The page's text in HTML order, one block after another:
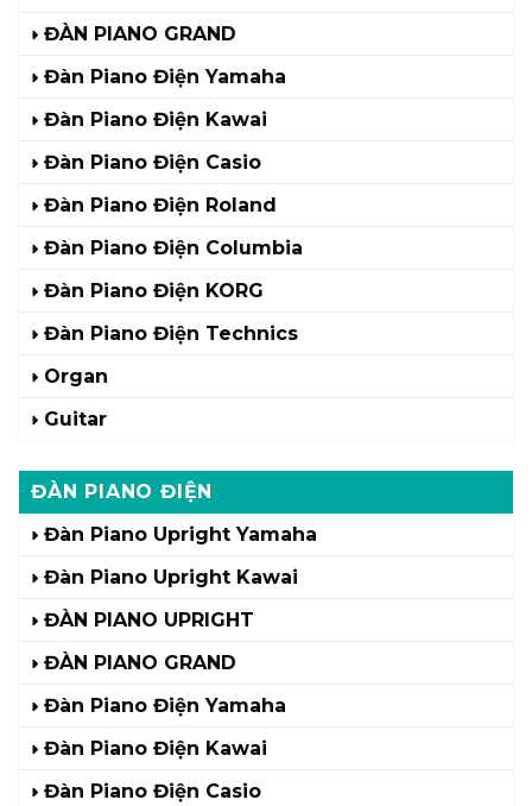
ĐÀN PIANO GRAND
Đàn Piano Điện Yamaha
Đàn Piano Điện Kawai
Đàn Piano Điện Casio
Đàn Piano Điện Roland
Đàn Piano Điện Columbia
Đàn Piano Điện KORG
Đàn Piano Điện Technics
Organ
Guitar
ĐÀN PIANO ĐIỆN
Đàn Piano Upright Yamaha
Đàn Piano Upright Kawai
ĐÀN PIANO UPRIGHT
ĐÀN PIANO GRAND
Đàn Piano Điện Yamaha
Đàn Piano Điện Kawai
Đàn Piano Điện Casio